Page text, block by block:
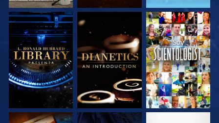
EXPLORA LAS
SERIES
EXPLORA LAS
SERIES
VE